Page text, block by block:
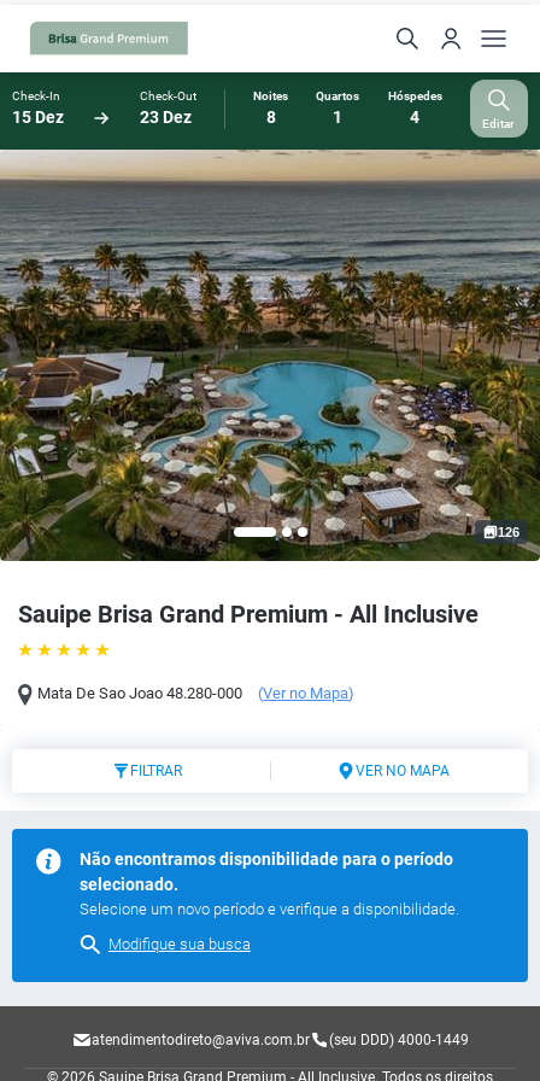
Check-In
15 Dez
Check-Out
23 Dez
Noites
8
Quartos
1
Hóspedes
4 Editar
Sauipe Brisa Grand Premium - All Inclusive
Mata De Sao Joao 48.280-000 (Ver no Mapa)
126
FILTRAR VER NO MAPA
Não encontramos disponibilidade para o período
selecionado.
Selecione um novo período e verifique a disponibilidade.
Modifique sua busca
atendimentodireto@aviva.com.br (seu DDD) 4000-1449
© 2026 Sauipe Brisa Grand Premium - All Inclusive. Todos os direitos